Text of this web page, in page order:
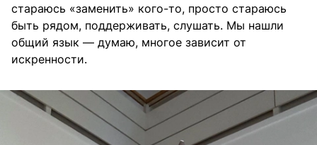
стараюсь «заменить» кого-то, просто стараюсь
быть рядом, поддерживать, слушать. Мы нашли
общий язык — думаю, многое зависит от
искренности.